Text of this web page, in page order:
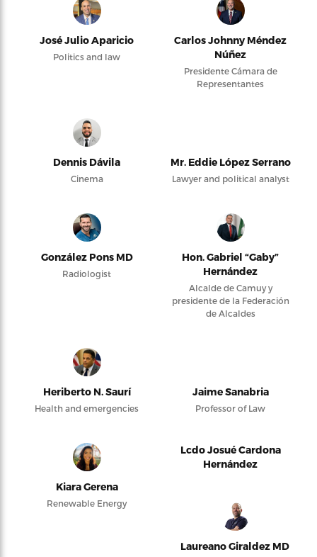
José Julio Aparicio
Politics and law
Carlos Johnny Méndez
Núñez
Presidente Cámara de
Representantes
Dennis Dávila
Cinema
Mr. Eddie López Serrano
Lawyer and political analyst
González Pons MD
Radiologist
Hon. Gabriel “Gaby”
Hernández
Alcalde de Camuy y
presidente de la Federación
de Alcaldes
Heriberto N. Saurí
Health and emergencies
Jaime Sanabria
Professor of Law
Kiara Gerena
Renewable Energy
Lcdo Josué Cardona
Hernández
Laureano Giraldez MD